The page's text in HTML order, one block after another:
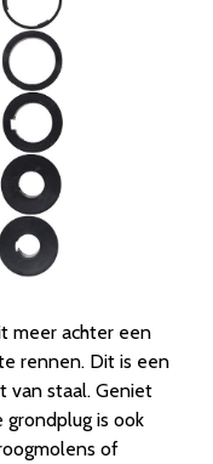
meer achter een
rennen. Dit is een
van staal. Geniet
grondplug is ook
of